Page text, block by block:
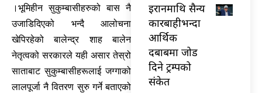
।भूमिहीन सुकुम्बासीहरुको बास नै
उजाडिदिएको भन्दै आलोचना
खेपिरहेको बालेन्द्र शाह बालेन
नेतृत्वको सरकारले यही असार तेस्रो
साताबाट सुकुम्बासीहरूलाई जग्गाको
लालपूर्जा नै वितरण सुरु गर्ने बताएको
इरानमाथि सैन्य
कारबाहीभन्दा
आर्थिक
दबाबमा जोड
दिने ट्रम्पको
संकेत